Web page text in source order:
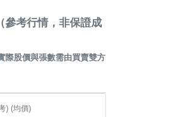
參考行情，非保證成
際股價與張數需由買賣雙方
) (均價)